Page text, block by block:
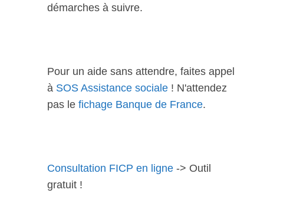
démarches à suivre.
Pour un aide sans attendre, faites appel
à SOS Assistance sociale ! N'attendez
pas le fichage Banque de France.
Consultation FICP en ligne -> Outil
gratuit !